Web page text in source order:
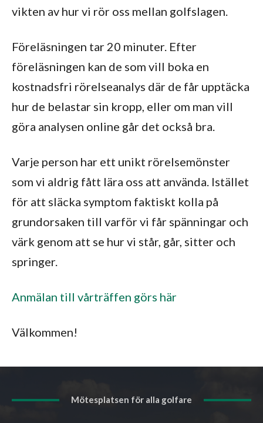
vikten av hur vi rör oss mellan golfslagen.
Föreläsningen tar 20 minuter. Efter
föreläsningen kan de som vill boka en
kostnadsfri rörelseanalys där de får upptäcka
hur de belastar sin kropp, eller om man vill
göra analysen online går det också bra.
Varje person har ett unikt rörelsemönster
som vi aldrig fått lära oss att använda. Istället
för att släcka symptom faktiskt kolla på
grundorsaken till varför vi får spänningar och
värk genom att se hur vi står, går, sitter och
springer.
Anmälan till vårträffen görs här
Välkommen!
Mötesplatsen för alla golfare